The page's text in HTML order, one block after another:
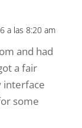
a las 8:20 am
and had
a fair
interface
some